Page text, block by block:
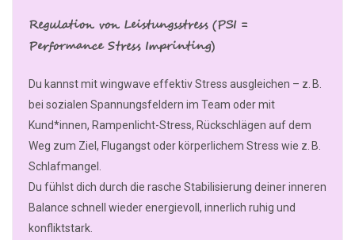
Regulation von Leistungsstress (PSI =
Performance Stress Imprinting)
Du kannst mit wingwave effektiv Stress ausgleichen – z. B.
bei sozialen Spannungsfeldern im Team oder mit
Kund*innen, Rampenlicht-Stress, Rückschlägen auf dem
Weg zum Ziel, Flugangst oder körperlichem Stress wie z. B.
Schlafmangel.
Du fühlst dich durch die rasche Stabilisierung deiner inneren
Balance schnell wieder energievoll, innerlich ruhig und
konfliktstark.